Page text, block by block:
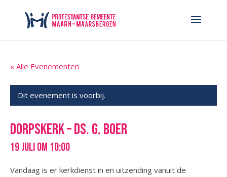
« Alle Evenementen
Dit evenement is voorbij.
Dorpskerk – ds. G. Boer
19 juli om 10:00
Vandaag is er kerkdienst in en uitzending vanuit de